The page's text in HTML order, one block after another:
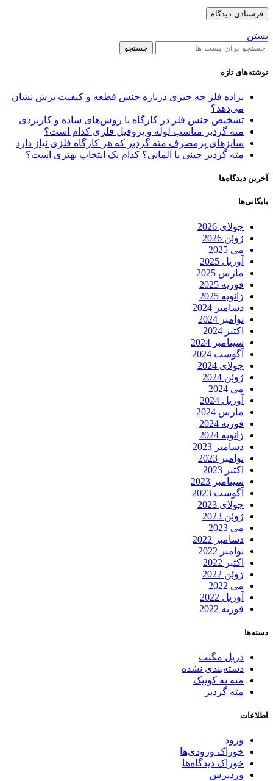
بستن
جستجو
نوشته‌های تازه
براده فلز چه چیزی درباره جنس قطعه و کیفیت برش نشان
می‌دهد؟
تشخیص جنس فلز در کارگاه با روش‌های ساده و کاربردی
مته گردبر مناسب لوله و پروفیل فلزی کدام است؟
سایزهای پرمصرف مته گردبر که هر کارگاه فلزی نیاز دارد
مته گردبر چینی یا آلمانی؟ کدام یک انتخاب بهتری است؟
آخرین دیدگاه‌ها
بایگانی‌ها
جولای 2026
ژوئن 2026
می 2025
آوریل 2025
مارس 2025
فوریه 2025
ژانویه 2025
دسامبر 2024
نوامبر 2024
اکتبر 2024
سپتامبر 2024
آگوست 2024
جولای 2024
ژوئن 2024
می 2024
آوریل 2024
مارس 2024
فوریه 2024
ژانویه 2024
دسامبر 2023
نوامبر 2023
اکتبر 2023
سپتامبر 2023
آگوست 2023
جولای 2023
ژوئن 2023
می 2023
دسامبر 2022
نوامبر 2022
اکتبر 2022
ژوئن 2022
می 2022
آوریل 2022
فوریه 2022
دسته‌ها
دریل مگنت
دسته‌بندی نشده
مته ته کونیک
مته گردبر
اطلاعات
ورود
خوراک ورودی‌ها
خوراک دیدگاه‌ها
وردپرس